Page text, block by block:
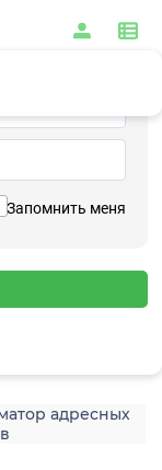
Запомнить меня
приборы
1-R3
адресных